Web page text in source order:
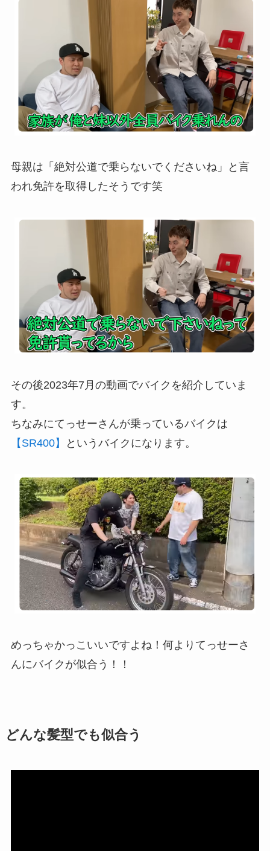
母親は「絶対公道で乗らないでくださいね」と言
われ免許を取得したそうです笑
その後2023年7月の動画でバイクを紹介していま
す。
ちなみにてっせーさんが乗っているバイクは
【SR400】
というバイクになります。
めっちゃかっこいいですよね！何よりてっせーさ
んにバイクが似合う！！
どんな髪型でも似合う